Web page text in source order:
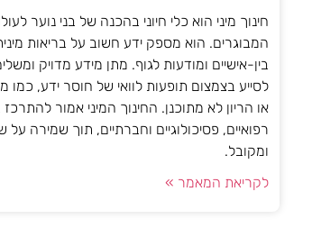
חינוך מיני הוא כלי חיוני בהכנה של בני נוער
המבוגרים. הוא מספק ידע חשוב על בריאות
בין-אישיים ומודעות לגוף. מתן מידע מדויק
לסייע בצמצום תופעות לוואי של חוסר ידע, כמו
או הריון לא מתוכנן. החינוך המיני אמור
רפואיים, פסיכולוגיים וחברתיים, תוך שמירה על
ומקובל.
לקריאת המאמר »